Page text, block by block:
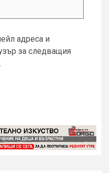
адреса и
за следващия